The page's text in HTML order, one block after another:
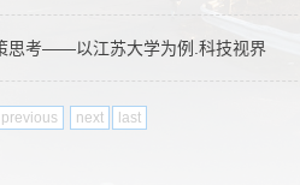
思考——以江苏大学为例.科技视界
previous next last